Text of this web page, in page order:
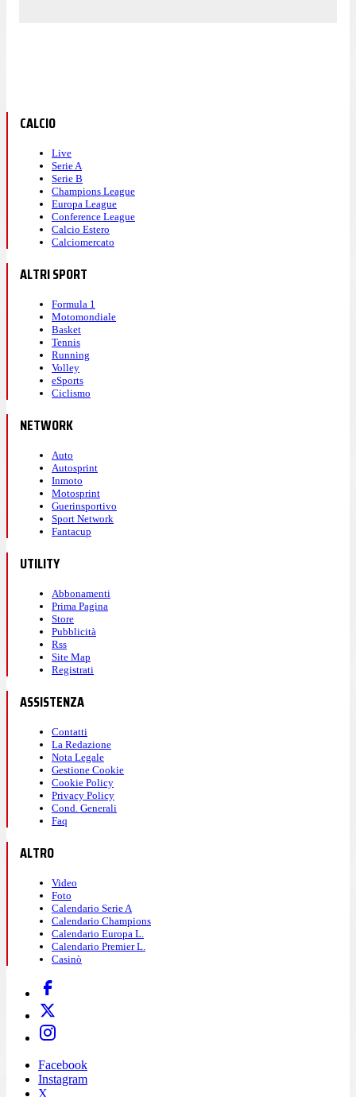
CALCIO
Live
Serie A
Serie B
Champions League
Europa League
Conference League
Calcio Estero
Calciomercato
ALTRI SPORT
Formula 1
Motomondiale
Basket
Tennis
Running
Volley
eSports
Ciclismo
NETWORK
Auto
Autosprint
Inmoto
Motosprint
Guerinsportivo
Sport Network
Fantacup
UTILITY
Abbonamenti
Prima Pagina
Store
Pubblicità
Rss
Site Map
Registrati
ASSISTENZA
Contatti
La Redazione
Nota Legale
Gestione Cookie
Cookie Policy
Privacy Policy
Cond. Generali
Faq
ALTRO
Video
Foto
Calendario Serie A
Calendario Champions
Calendario Europa L.
Calendario Premier L.
Casinò
Facebook
Instagram
X